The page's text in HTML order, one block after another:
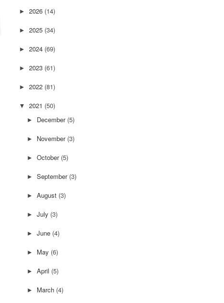
► 2026 (14)
► 2025 (34)
► 2024 (69)
► 2023 (61)
► 2022 (81)
▼ 2021 (50)
► December (5)
► November (3)
► October (5)
► September (3)
► August (3)
► July (3)
► June (4)
► May (6)
► April (5)
► March (4)